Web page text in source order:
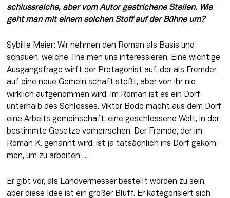
schlussreiche, aber vom Autor gestrichene Stellen. Wie
geht man mit einem solchen Stoff auf der Bühne um?
Sybille Meier: Wir nehmen den Ro­man als Basis und
schauen, welche The­ men uns interessieren. Eine wichtige
Ausgangsfrage wirft der Protagonist auf, der als Fremder
auf eine neue Gemein­ schaft stößt, aber von ihr nie
wirklich aufgenommen wird. Im Roman ist es ein Dorf
unterhalb des Schlosses. Viktor Bodo macht aus dem Dorf
eine Arbeits­ gemeinschaft, eine geschlossene Welt, in der
bestimmte Gesetze vorherrschen. Der Fremde, der im
Roman K. genannt wird, ist ja tatsächlich ins Dorf gekom­
men, um zu arbeiten …
Er gibt vor, als Landvermesser be­stellt worden zu sein,
aber diese Idee ist ein großer Bluff. Er kategorisiert sich